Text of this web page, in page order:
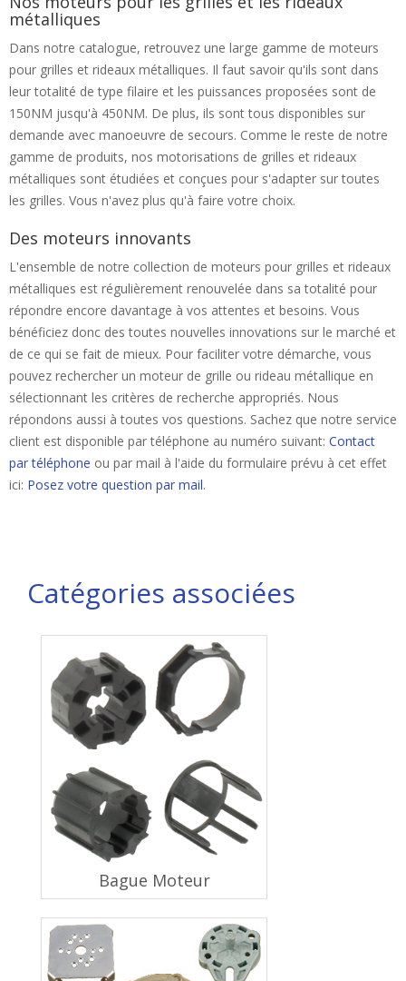
métalliques
Dans notre catalogue, retrouvez une large gamme de moteurs
pour grilles et rideaux métalliques. Il faut savoir qu'ils sont dans
leur totalité de type filaire et les puissances proposées sont de
150NM jusqu'à 450NM. De plus, ils sont tous disponibles sur
demande avec manoeuvre de secours. Comme le reste de notre
gamme de produits, nos motorisations de grilles et rideaux
métalliques sont étudiées et conçues pour s'adapter sur toutes
les grilles. Vous n'avez plus qu'à faire votre choix.
Des moteurs innovants
L'ensemble de notre collection de moteurs pour grilles et rideaux
métalliques est régulièrement renouvelée dans sa totalité pour
répondre encore davantage à vos attentes et besoins. Vous
bénéficiez donc des toutes nouvelles innovations sur le marché et
de ce qui se fait de mieux. Pour faciliter votre démarche, vous
pouvez rechercher un moteur de grille ou rideau métallique en
sélectionnant les critères de recherche appropriés. Nous
répondons aussi à toutes vos questions. Sachez que notre service
client est disponible par téléphone au numéro suivant: Contact
par téléphone ou par mail à l'aide du formulaire prévu à cet effet
ici: Posez votre question par mail.
Catégories associées
Bague Moteur